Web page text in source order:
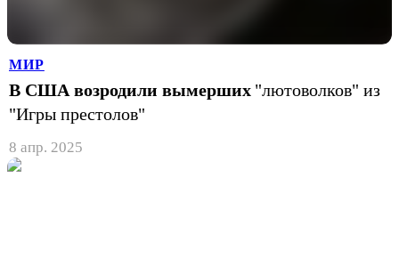
МИР
В США возродили вымерших "лютоволков" из
"Игры престолов"
8 апр. 2025